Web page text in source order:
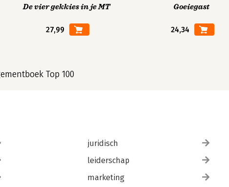
De vier gekkies in je MT
27,99
Goeiegast
24,34
Top 100
juridisch
leiderschap
marketing